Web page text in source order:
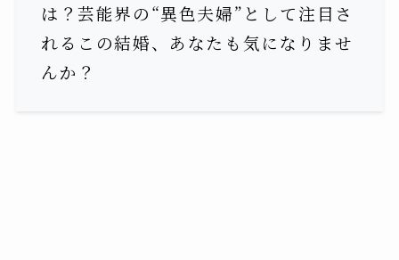
は？芸能界の“異色夫婦”として注目さ
れるこの結婚、あなたも気になりませ
んか？